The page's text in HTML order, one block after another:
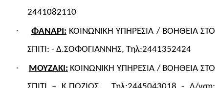
2441082110
· ΦΑΝΑΡΙ: ΚΟΙΝΩΝΙΚΗ ΥΠΗΡΕΣΙΑ / ΒΟΗΘΕΙΑ ΣΤΟ
ΣΠΙΤΙ: - Δ.ΣΟΦΟΓΙΑΝΝΗΣ, Τηλ:2441352424
· ΜΟΥΖΑΚΙ: ΚΟΙΝΩΝΙΚΗ ΥΠΗΡΕΣΙΑ / ΒΟΗΘΕΙΑ ΣΤΟ